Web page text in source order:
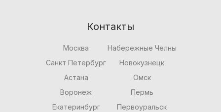
Контакты
Москва
Санкт Петербург
Астана
Воронеж
Екатеринбург
Набережные Челны
Новокузнецк
Омск
Пермь
Первоуральск